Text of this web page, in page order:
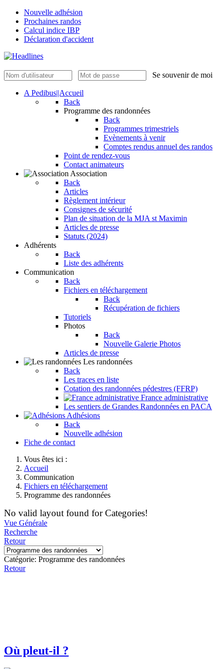
Nouvelle adhésion
Prochaines randos
Calcul indice IBP
Déclaration d'accident
Se souvenir de moi
A Pedibus||Accueil
Back
Programme des randonnées
Back
Programmes trimestriels
Evènements à venir
Comptes rendus annuel des randos
Point de rendez-vous
Contact animateurs
Association
Back
Articles
Règlement intérieur
Consignes de sécurité
Plan de situation de la MJA st Maximin
Articles de presse
Statuts (2024)
Adhérents
Back
Liste des adhérents
Communication
Back
Fichiers en téléchargement
Back
Récupération de fichiers
Tutoriels
Photos
Back
Nouvelle Galerie Photos
Articles de presse
Les randonnées
Back
Les traces en liste
Cotation des randonnées pédestres (FFRP)
France administrative
Les sentiers de Grandes Randonnées en PACA
Adhésions
Back
Nouvelle adhésion
Fiche de contact
Vous êtes ici :
Accueil
Communication
Fichiers en téléchargement
Programme des randonnées
No valid layout found for Categories!
Vue Générale
Recherche
Retour
Catégorie: Programme des randonnées
Retour
Où pleut-il ?